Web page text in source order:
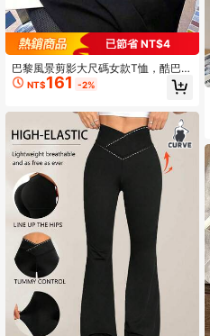
已節省 NT$4
巴黎風景剪影大尺碼女款T恤，酷巴黎
藝術印花圓領短袖休閒平鋪T恤，大尺
碼女款夏季
NT$161 -2%